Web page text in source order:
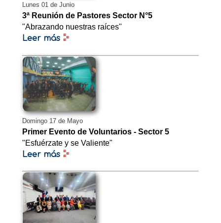
Lunes 01 de Junio
3ª Reunión de Pastores Sector N°5
"Abrazando nuestras raíces"
Leer más
Domingo 17 de Mayo
Primer Evento de Voluntarios - Sector 5
"Esfuérzate y se Valiente"
Leer más